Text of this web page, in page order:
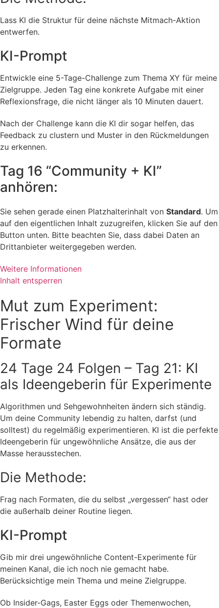
Lass KI die Struktur für deine nächste Mitmach-Aktion
entwerfen.
KI-Prompt
Entwickle eine 5-Tage-Challenge zum Thema XY für meine
Zielgruppe. Jeden Tag eine konkrete Aufgabe mit einer
Reflexionsfrage, die nicht länger als 10 Minuten dauert.
Nach der Challenge kann die KI dir sogar helfen, das
Feedback zu clustern und Muster in den Rückmeldungen
zu erkennen.
Tag 16 “Community + KI”
anhören:
Sie sehen gerade einen Platzhalterinhalt von Standard. Um
auf den eigentlichen Inhalt zuzugreifen, klicken Sie auf den
Button unten. Bitte beachten Sie, dass dabei Daten an
Drittanbieter weitergegeben werden.
Weitere Informationen
Inhalt entsperren
Mut zum Experiment:
Frischer Wind für deine
Formate
24 Tage 24 Folgen – Tag 21: KI
als Ideengeberin für Experimente
Algorithmen und Sehgewohnheiten ändern sich ständig.
Um deine Community lebendig zu halten, darfst (und
solltest) du regelmäßig experimentieren. KI ist die perfekte
Ideengeberin für ungewöhnliche Ansätze, die aus der
Masse herausstechen.
Die Methode:
Frag nach Formaten, die du selbst „vergessen“ hast oder
die außerhalb deiner Routine liegen.
KI-Prompt
Gib mir drei ungewöhnliche Content-Experimente für
meinen Kanal, die ich noch nie gemacht habe.
Berücksichtige mein Thema und meine Zielgruppe.
Ob Insider-Gags, Easter Eggs oder Themenwochen,